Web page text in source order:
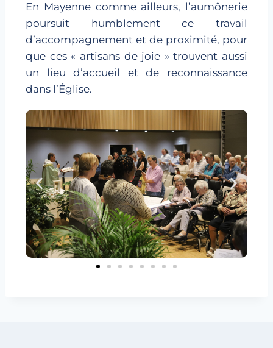
En Mayenne comme ailleurs, l’aumônerie
poursuit humblement ce travail
d’accompagnement et de proximité, pour
que ces « artisans de joie » trouvent aussi
un lieu d’accueil et de reconnaissance
dans l’Église.